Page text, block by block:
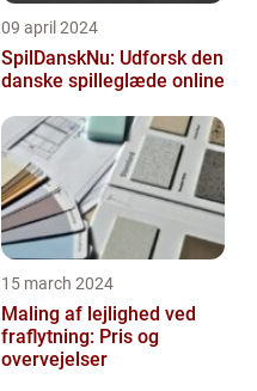
09 april 2024
SpilDanskNu: Udforsk den
danske spilleglæde online
15 march 2024
Maling af lejlighed ved
fraflytning: Pris og
overvejelser